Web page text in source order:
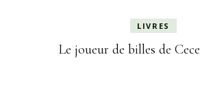
LIVRES
Le joueur de billes de